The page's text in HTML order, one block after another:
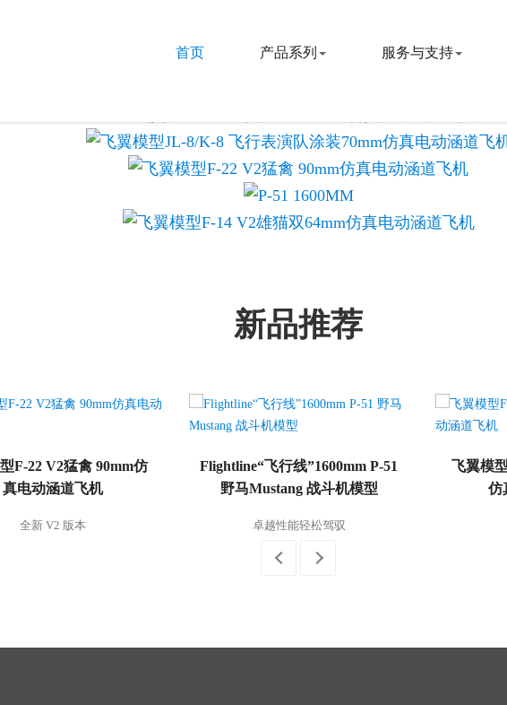
首页 产品系列 服务与支持
新品推荐
F-22 V2猛禽 90mm仿
真电动涵道飞机
全新 V2 版本
Flightline“飞行线”1600mm P-51
野马Mustang 战斗机模型
卓越性能轻松驾驭
飞翼模
仿